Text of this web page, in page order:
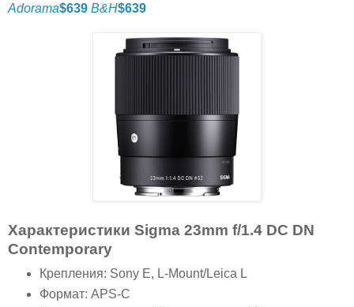
Adorama$639 B&H$639
Характеристики Sigma 23mm f/1.4 DC DN
Contemporary
Крепления: Sony E, L-Mount/Leica L
Формат: APS-C